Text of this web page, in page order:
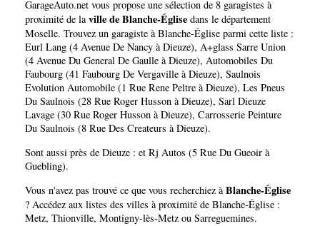
GarageAuto.net vous propose une sélection de 8 garagistes à
proximité de laville de Blanche-Église dans le département
Moselle. Trouvez un garagiste à Blanche-Église parmi cette liste :
Eurl Lang (4 Avenue De Nancy à Dieuze), A+glass Sarre Union
(4 Avenue Du General De Gaulle à Dieuze), Automobiles Du
Faubourg (41 Faubourg De Vergaville à Dieuze), Saulnois
Evolution Automobile (1 Rue Rene Peltre à Dieuze), Les Pneus
Du Saulnois (28 Rue Roger Husson à Dieuze), Sarl Dieuze
Lavage (30 Rue Roger Husson à Dieuze), Carrosserie Peinture
Du Saulnois (8 Rue Des Createurs à Dieuze).
Sont aussi près de Dieuze : et Rj Autos (5 Rue Du Gueoir à
Guebling).
Vous n'avez pas trouvé ce que vous recherchiez àBlanche-Église
? Accédez aux listes des villes à proximité de Blanche-Église :
Metz, Thionville, Montigny-lès-Metz ou Sarreguemines.